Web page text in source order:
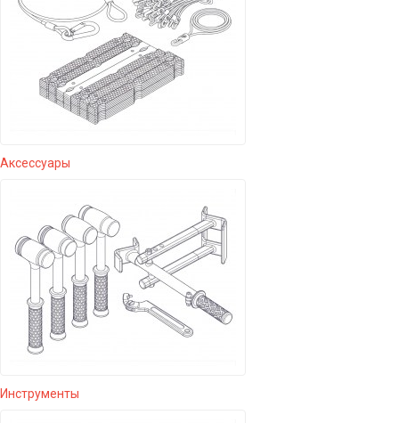
Аксессуары
Инструменты